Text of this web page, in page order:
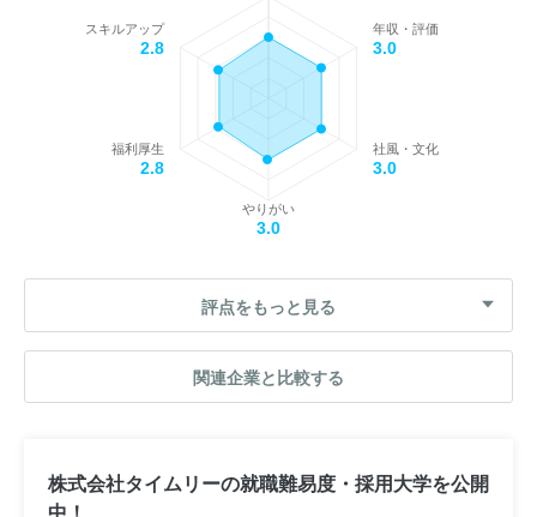
年収・評価
3.0
社風・文化
3.0
やりがい
3.0
福利厚生
2.8
スキルアップ
2.8
評点をもっと見る
関連企業と比較する
株式会社タイムリーの就職難易度・採用大学を公開